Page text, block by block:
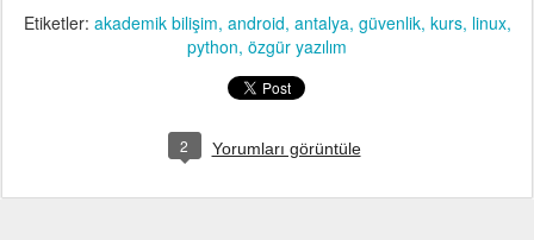
Etiketler: akademik bilişim android antalya güvenlik kurs linux
python özgür yazılım
2 Yorumları görüntüle